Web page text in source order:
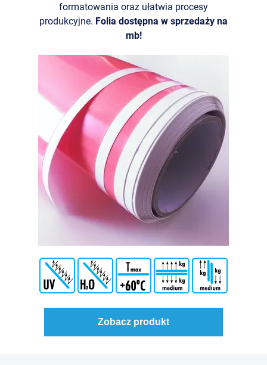
formatowania oraz ułatwia procesy
produkcyjne. Folia dostępna w sprzedaży na
mb!
Zobacz produkt